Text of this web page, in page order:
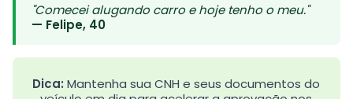
"Comecei alugando carro e hoje tenho o meu."
— Felipe, 40
Dica: Mantenha sua CNH e seus documentos do